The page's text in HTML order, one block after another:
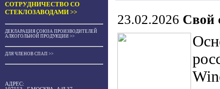
СОТРУДНИЧЕСТВО СО
СТЕКЛОЗАВОДАМИ >>
ДЕКЛАРАЦИЯ СОЮЗА ПРОИЗВОДИТЕЛЕЙ
АЛКОГОЛЬНОЙ ПРОДУКЦИИ >>
ДЛЯ ЧЛЕНОВ СПАП >>
АДРЕС:
23.02.2026 Свой